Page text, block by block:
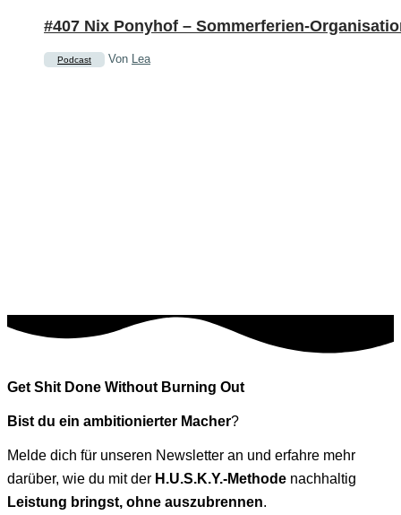
#407 Nix Ponyhof – Sommerferien-
Podcast Von Lea
Get Shit Done Without Burning Out
Bist du ein ambitionierter Macher?
Melde dich für unseren Newsletter an und erfahre mehr
darüber, wie du mit der H.U.S.K.Y.-Methode nachhaltig
Leistung bringst, ohne auszubrennen.